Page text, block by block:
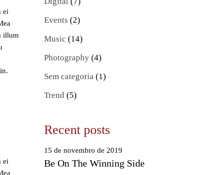
ei
illum
ei
Events (2)
Music (14)
Photography(4)
Sem categoria (1)
Trend (5)
Recent posts
15 de novembro de 2019
Be On The Winning Side